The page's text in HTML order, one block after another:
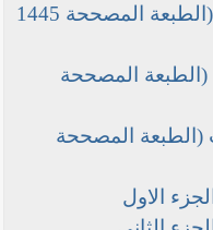
منهاج الصالحين ـ الجزء الأول (الطبعة المصححة 1445
(الطبعة المصححة
(الطبعة المصححة
الاول